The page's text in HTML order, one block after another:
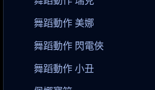
舞蹈動作 美娜
舞蹈動作 閃電俠
舞蹈動作 小丑